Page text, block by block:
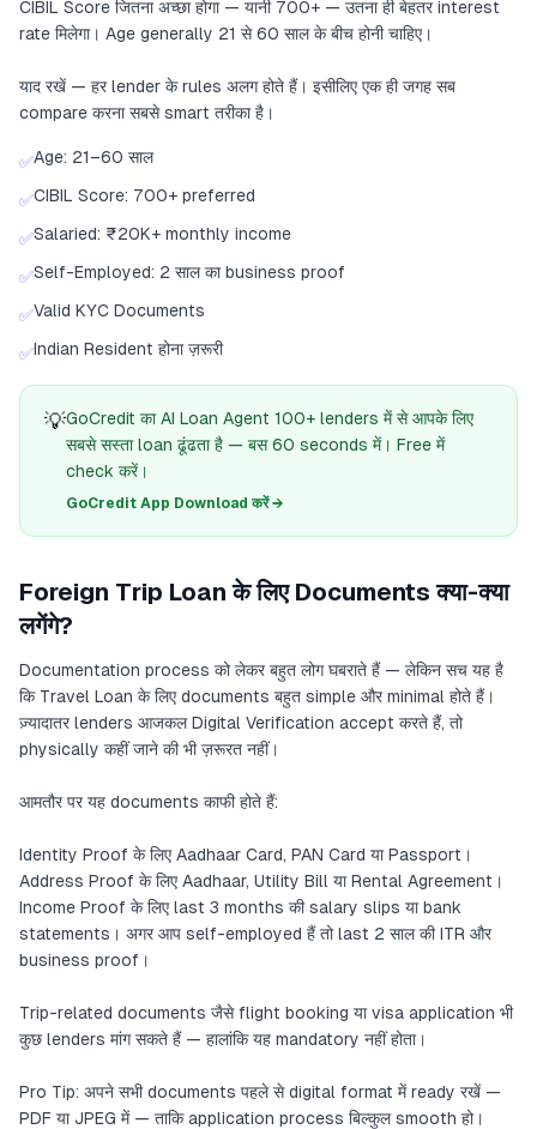
CIBIL Score जितना अच्छा होगा — यानी 700+ — उतना ही बेहतर interest
rate मिलेगा। Age generally 21 से 60 साल के बीच होनी चाहिए।
याद रखें — हर lender के rules अलग होते हैं। इसीलिए एक ही जगह सब
compare करना सबसे smart तरीका है।
✅Age: 21–60 साल
✅CIBIL Score: 700+ preferred
✅Salaried: ₹20K+ monthly income
✅Self-Employed: 2 साल का business proof
✅Valid KYC Documents
✅Indian Resident होना ज़रूरी
💡GoCredit का AI Loan Agent 100+ lenders में से आपके लिए
सबसे सस्ता loan ढूंढता है — बस 60 seconds में। Free में
check करें।
GoCredit App Download करें →
Foreign Trip Loan के लिए Documents क्या-क्या
लगेंगे?
Documentation process को लेकर बहुत लोग घबराते हैं — लेकिन सच यह है
कि Travel Loan के लिए documents बहुत simple और minimal होते हैं।
ज़्यादातर lenders आजकल Digital Verification accept करते हैं, तो
physically कहीं जाने की भी ज़रूरत नहीं।
आमतौर पर यह documents काफी होते हैं:
Identity Proof के लिए Aadhaar Card, PAN Card या Passport।
Address Proof के लिए Aadhaar, Utility Bill या Rental Agreement।
Income Proof के लिए last 3 months की salary slips या bank
statements। अगर आप self-employed हैं तो last 2 साल की ITR और
business proof।
Trip-related documents जैसे flight booking या visa application भी
कुछ lenders मांग सकते हैं — हालांकि यह mandatory नहीं होता।
Pro Tip: अपने सभी documents पहले से digital format में ready रखें —
PDF या JPEG में — ताकि application process बिल्कुल smooth हो।